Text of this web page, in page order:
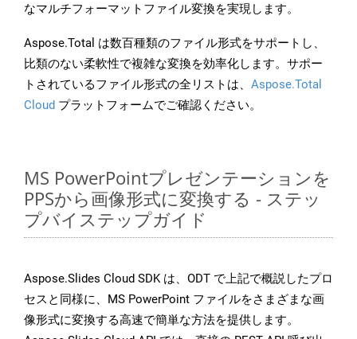
なマルチフォーマットファイル変換を実現します。
Aspose.Total は数百種類のファイル形式をサポートし、
比類のない柔軟性で複雑な変換を効率化します。サポー
トされているファイル形式の全リストは、 Aspose.Total
Cloud プラットフォームでご確認ください。
MS PowerPointプレゼンテーションを
PPSから画像形式に変換する - ステッ
プバイステップガイド
Aspose.Slides Cloud SDK は、ODT で上記で概説したプロ
セスと同様に、MS PowerPoint ファイルをさまざまな画
像形式に変換する高速で簡単な方法を提供します。